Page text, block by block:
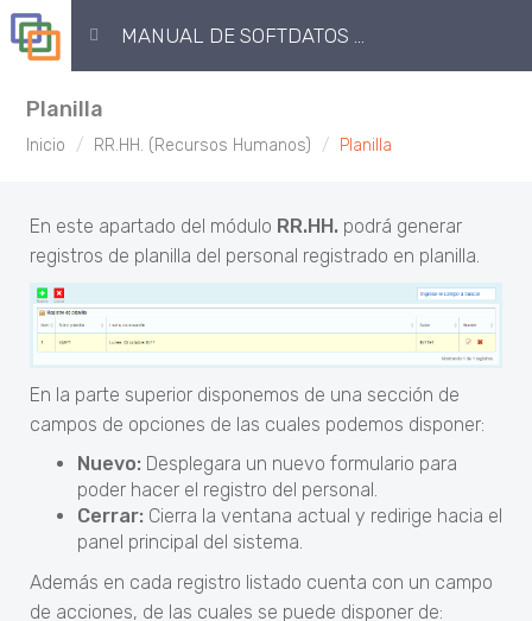
MANUAL DE SOFTDATOS ERP
Planilla
Inicio RR.HH. (Recursos Humanos) Planilla
En este apartado del módulo RR.HH. podrá generar
registros de planilla del personal registrado en planilla.
En la parte superior disponemos de una sección de
campos de opciones de las cuales podemos disponer:
Nuevo: Desplegara un nuevo formulario para
poder hacer el registro del personal.
Cerrar: Cierra la ventana actual y redirige hacia el
panel principal del sistema.
Además en cada registro listado cuenta con un campo
de acciones, de las cuales se puede disponer de: